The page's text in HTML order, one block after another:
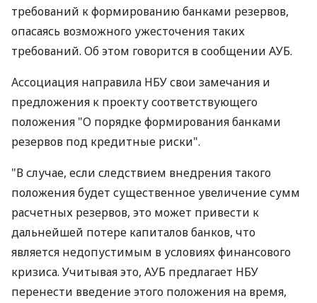
требований к формированию банками резервов,
опасаясь возможного ужесточения таких
требований. Об этом говорится в сообщении АУБ.
Ассоциация направила НБУ свои замечания и
предложения к проекту соответствующего
положения "О порядке формирования банками
резервов под кредитные риски".
"В случае, если следствием внедрения такого
положения будет существенное увеличение сумм
расчетных резервов, это может привести к
дальнейшей потере капиталов банков, что
является недопустимым в условиях финансового
кризиса. Учитывая это, АУБ предлагает НБУ
перенести введение этого положения на время,